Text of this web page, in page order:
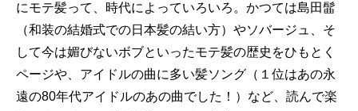
にモテ髪って、時代によっていろいろ。かつては島田髷
（和装の結婚式での日本髪の結い方）やソバージュ、そ
して今は媚びないボブといったモテ髪の歴史をひもとく
ページや、アイドルの曲に多い髪ソング（１位はあの永
遠の80年代アイドルのあの曲でした！）など、読んで楽